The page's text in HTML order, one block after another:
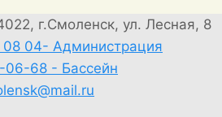
г.Смоленск, ул. Лесная, 8
08 04- Администрация
06-68 - Бассейн